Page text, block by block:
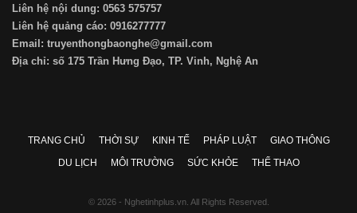
Liên hệ nội dung: 0563 575757
Liên hệ quảng cáo: 0916277777
Email: truyenthongbaonghe@gmail.com
Địa chỉ: số 175 Trần Hưng Đạo, TP. Vinh, Nghệ An
TRANG CHỦ THỜI SỰ KINH TẾ PHÁP LUẬT
GIAO THÔNG
DU LỊCH
MÔI TRƯỜNG SỨC KHỎE THỂ THAO
© 2026 - Nghetinhplus.vn. All Rights Reserved.